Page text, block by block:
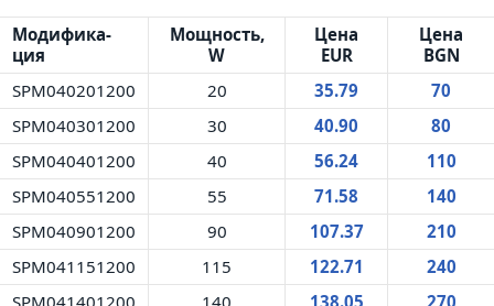
Модифи­ка­
ция
Мощность,
W
Цена
EUR
Цена
BGN
SPM040201200
20 35.79
70
SPM040301200
30 40.90
80
SPM040401200
40 56.24
110
SPM040551200
55 71.58
140
SPM040901200
90 107.37
210
SPM041151200
115 122.71
240
SPM041401200
140 138.05
270